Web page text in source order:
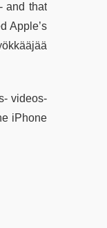
and that
Apple’s
videos-
iPhone